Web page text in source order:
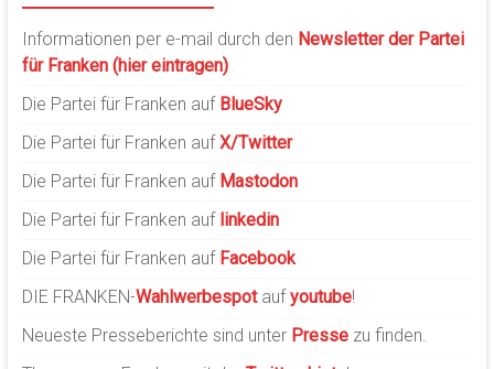
Informationen per e-mail durch den Newsletter der Partei
für Franken (hier eintragen)
Die Partei für Franken auf BlueSky
Die Partei für Franken aufX/Twitter
Die Partei für Franken auf Mastodon
Die Partei für Franken auf linkedin
Die Partei für Franken auf Facebook
DIE FRANKEN-Wahlwerbespotaufyoutube!
Neueste Presseberichte sind unter Pressezu finden.